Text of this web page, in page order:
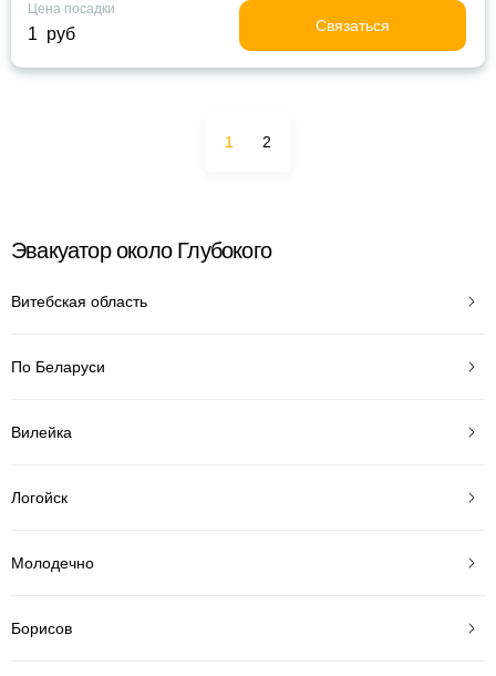
Цена посадки
1 руб Связаться
1 2
Эвакуатор около Глубокого
Витебская область
По Беларуси
Вилейка
Логойск
Молодечно
Борисов